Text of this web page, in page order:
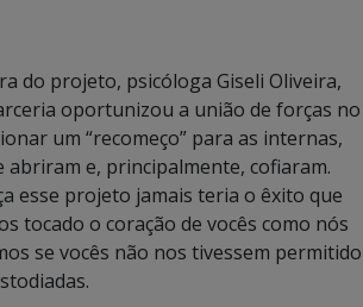
do projeto, psicóloga Giseli Oliveira,
oportunizou a união de forças no
um “recomeço” para as internas,
abriram e, principalmente, cofiaram.
esse projeto jamais teria o êxito que
tocado o coração de vocês como nós
se vocês não nos tivessem permitido